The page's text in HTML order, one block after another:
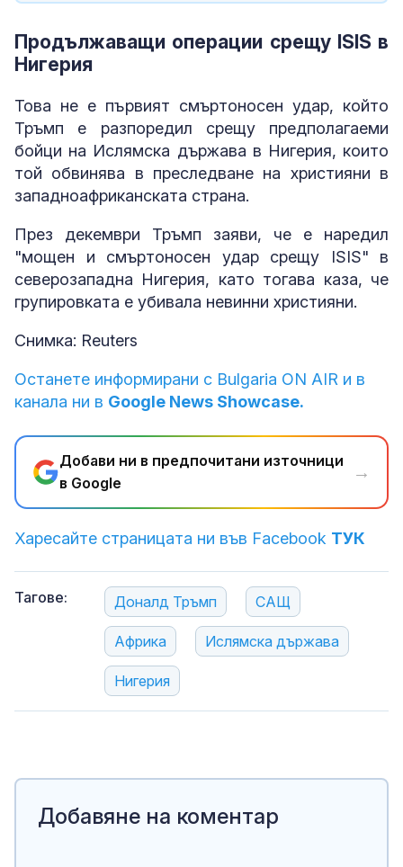
Продължаващи операции срещу ISIS в
Нигерия
Това не е първият смъртоносен удар, който
Тръмп е разпоредил срещу предполагаеми
бойци на Ислямска държава в Нигерия, които
той обвинява в преследване на християни в
западноафриканската страна.
През декември Тръмп заяви, че е наредил
"мощен и смъртоносен удар срещу ISIS" в
северозападна Нигерия, като тогава каза, че
групировката е убивала невинни християни.
Снимка: Reuters
Останете информирани с Bulgaria ON AIR и в
канала ни в Google News Showcase.
Добави ни в предпочитани източници
в Google
→
Харесайте страницата ни във Facebook ТУК
Тагове: Доналд Тръмп САЩ
Африка Ислямска държава
Нигерия
Добавяне на коментар